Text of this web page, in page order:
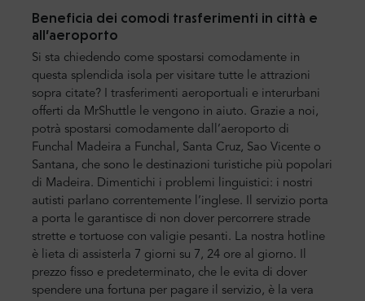
Beneficia dei comodi trasferimenti in città e
all’aeroporto
Si sta chiedendo come spostarsi comodamente in
questa splendida isola per visitare tutte le attrazioni
sopra citate? I trasferimenti aeroportuali e interurbani
offerti da MrShuttle le vengono in aiuto. Grazie a noi,
potrà spostarsi comodamente dall’aeroporto di
Funchal Madeira a Funchal, Santa Cruz, Sao Vicente o
Santana, che sono le destinazioni turistiche più popolari
di Madeira. Dimentichi i problemi linguistici: i nostri
autisti parlano correntemente l’inglese. Il servizio porta
a porta le garantisce di non dover percorrere strade
strette e tortuose con valigie pesanti. La nostra hotline
è lieta di assisterla 7 giorni su 7, 24 ore al giorno. Il
prezzo fisso e predeterminato, che le evita di dover
spendere una fortuna per pagare il servizio, è la vera